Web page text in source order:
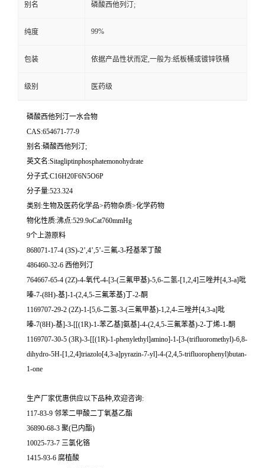
别名 磷酸西他列汀;
纯度 99%
包装 依据产品性状而定,一般为:纸板桶或镀锌铁桶
级别 医药级
磷酸西他列汀一水合物
CAS:654671-77-9
别名:磷酸西他列汀;
英文名:Sitagliptinphosphatemonohydrate
分子式:C16H20F6N5O6P
分子量:523.324
类别:生物及医药化学品>药物杂质>化学药物
物化性质:沸点:529.9oCat760mmHg
9个上游原料
868071-17-4 (3S)-2’,4’,5’-三氟-3-羟基苯丁酸
486460-32-6 西他列汀
764667-65-4 (2Z)-4-氧代-4-[3-(三氟甲基)-5,6-二氢-[1,2,4]三唑并[4,3-a]吡
嗪-7-(8H)-基]-1-(2,4,5-三氟苯基)丁-2-酮
1169707-29-2 (2Z)-1-[5,6-二氢-3-(三氟甲基)-1,2,4-三唑并[4,3-a]吡
嗪-7(8H)-基]-3-[[(1R)-1-苯乙基]氨基]-4-(2,4,5-三氟苯基)-2-丁烯-1-酮
1169707-30-5 (3R)-3-[[(1R)-1-phenylethyl]amino]-1-[3-(trifluoromethyl)-6,8-
dihydro-5H-[1,2,4]triazolo[4,3-a]pyrazin-7-yl]-4-(2,4,5-trifluorophenyl)butan-
1-one
生产厂家优惠供应以下品种,欢迎咨询:
117-83-9 邻苯二甲酸二丁氧基乙酯
36890-68-3 聚(已内酯)
10025-73-7 三氯化铬
1415-93-6 腐植酸